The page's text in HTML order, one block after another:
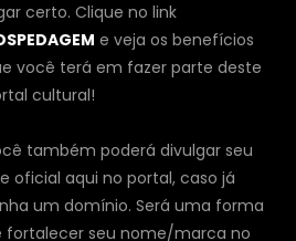
certo. Clique no link
e veja os benefícios
você terá em fazer parte deste
cultural!
também poderá divulgar seu
oficial aqui no portal, caso já
um domínio. Será uma forma
fortalecer seu nome/marca no